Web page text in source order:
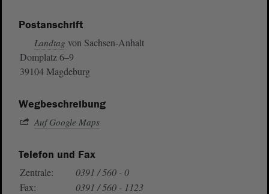
Postanschrift
Landtag von Sachsen-Anhalt
Domplatz 6–9
39104 Magdeburg
Wegbeschreibung
Auf Google Maps
Telefon und Fax
Zentrale:
0391 / 560 - 0
Fax:
0391 / 560 - 1123